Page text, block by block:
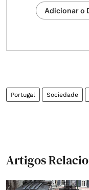
Adicionar o
Portugal Sociedade
Artigos